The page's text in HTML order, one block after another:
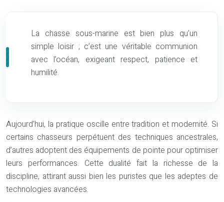
La chasse sous-marine est bien plus qu’un
simple loisir ; c’est une véritable communion
avec l’océan, exigeant respect, patience et
humilité.
Aujourd’hui, la pratique oscille entre tradition et modernité. Si
certains chasseurs perpétuent des techniques ancestrales,
d’autres adoptent des équipements de pointe pour optimiser
leurs performances. Cette dualité fait la richesse de la
discipline, attirant aussi bien les puristes que les adeptes de
technologies avancées.